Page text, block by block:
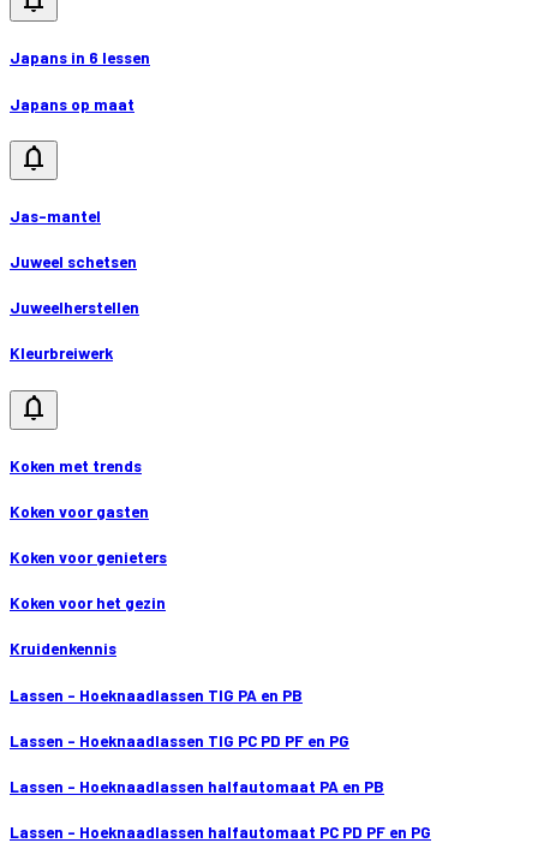
Japans in 6 lessen
Japans op maat
notifications
Jas-mantel
Juweel schetsen
Juweelherstellen
Kleurbreiwerk
notifications
Koken met trends
Koken voor gasten
Koken voor genieters
Koken voor het gezin
Kruidenkennis
Lassen - Hoeknaadlassen TIG PA en PB
Lassen - Hoeknaadlassen TIG PC PD PF en PG
Lassen - Hoeknaadlassen halfautomaat PA en PB
Lassen - Hoeknaadlassen halfautomaat PC PD PF en PG